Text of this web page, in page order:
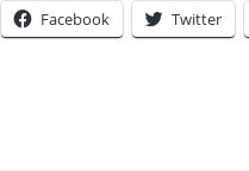
Facebook Twitter